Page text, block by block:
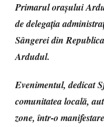
Primarul orașului
de delegația
Sângerei din
Ardudul.
Evenimentul, dedicat
comunitatea locală,
zone, într-o